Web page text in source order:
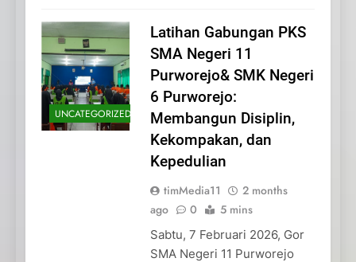
UNCATEGORIZED
Latihan Gabungan PKS
SMA Negeri 11
Purworejo& SMK Negeri
6 Purworejo:
Membangun Disiplin,
Kekompakan, dan
Kepedulian
timMedia11
2 months
ago
0 5 mins
Sabtu, 7 Februari 2026, Gor
SMA Negeri 11 Purworejo